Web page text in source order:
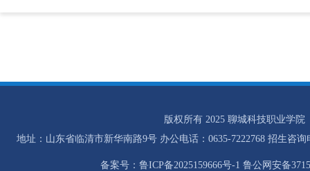
版权所有 2025 聊城科技职业学院
地址：山东省临清市新华南路9号 办公电话：0635-7222768 招生咨询
备案号：鲁ICP备2025159666号-1 鲁公网安备